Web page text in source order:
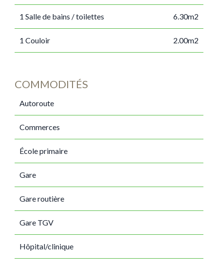
1 Salle de bains / toilettes 6.30m2
1 Couloir 2.00m2
COMMODITÉS
Autoroute
Commerces
École primaire
Gare
Gare routière
Gare TGV
Hôpital/clinique